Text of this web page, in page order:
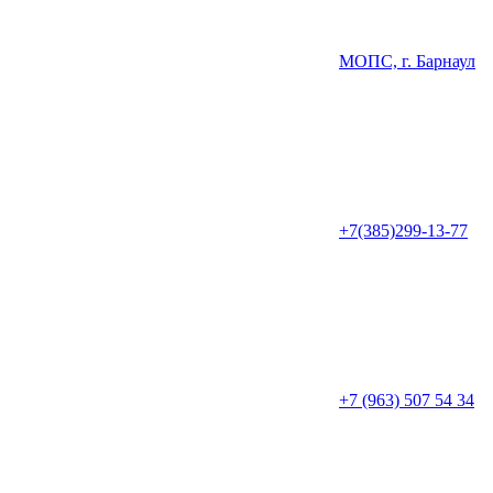
МОПС, г. Барнаул
+7(385)299-13-77
+7 (963) 507 54 34